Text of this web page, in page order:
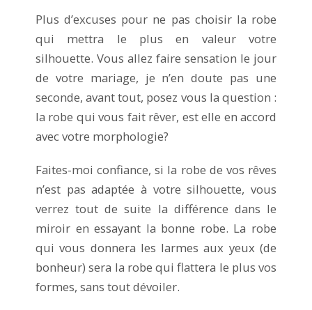
Plus d’excuses pour ne pas choisir la robe
qui mettra le plus en valeur votre
silhouette. Vous allez faire sensation le jour
de votre mariage, je n’en doute pas une
seconde, avant tout, posez vous la question :
la robe qui vous fait rêver, est elle en accord
avec votre morphologie?
Faites-moi confiance, si la robe de vos rêves
n’est pas adaptée à votre silhouette, vous
verrez tout de suite la différence dans le
miroir en essayant la bonne robe. La robe
qui vous donnera les larmes aux yeux (de
bonheur) sera la robe qui flattera le plus vos
formes, sans tout dévoiler.